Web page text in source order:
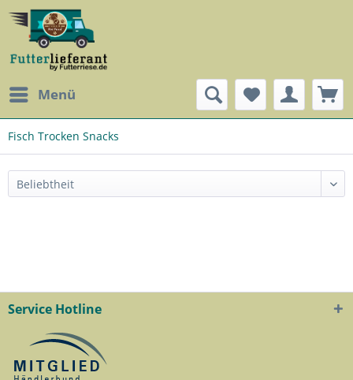
Menü
Fisch Trocken Snacks
Service Hotline